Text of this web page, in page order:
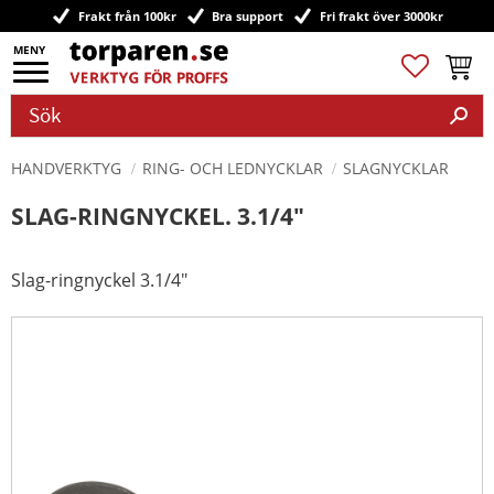
Meny
Frakt från 100kr Bra support Fri frakt över 3000kr
Favoriter
HANDVERKTYG RING- OCH LEDNYCKLAR SLAGNYCKLAR
SLAG-RINGNYCKEL. 3.1/4"
Slag-ringnyckel 3.1/4"